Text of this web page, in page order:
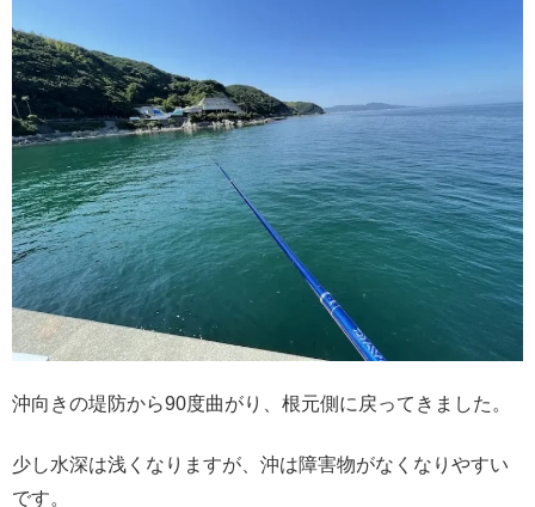
沖向きの堤防から90度曲がり、根元側に戻ってきました。
少し水深は浅くなりますが、沖は障害物がなくなりやすい
です。